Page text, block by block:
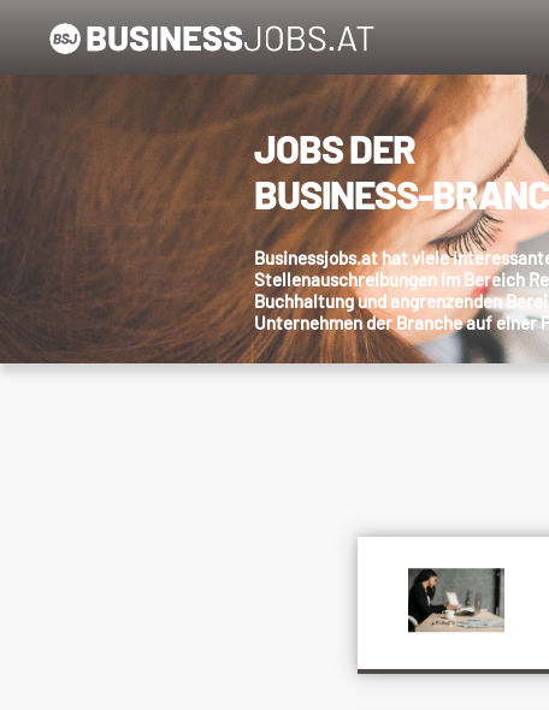
JOBS DER
BUSINESS-
Businessjobs.at hat viele
Stellenauschreibungen im Bereich
Buchhaltung und angrenzenden
Unternehmen der Branche auf einer